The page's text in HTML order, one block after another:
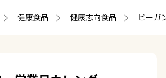
健康食品 健康志向食品 ビーガ